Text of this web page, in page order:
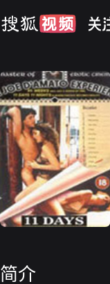
简介